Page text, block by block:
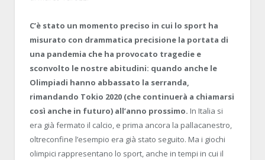
C’è stato un momento preciso in cui lo sport ha
misurato con drammatica precisione la portata di
una pandemia che ha provocato tragedie e
sconvolto le nostre abitudini: quando anche le
Olimpiadi hanno abbassato la serranda,
rimandando Tokio 2020 (che continuerà a chiamarsi
così anche in futuro) all’anno prossimo. In Italia si
era già fermato il calcio, e prima ancora la pallacanestro,
oltreconfine l’esempio era già stato seguito. Ma i giochi
olimpici rappresentano lo sport, anche in tempi in cui il